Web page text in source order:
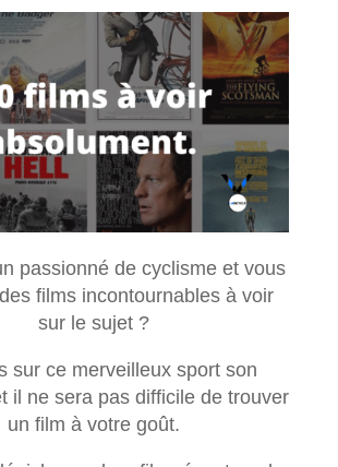
passionné de cyclisme et vous
films incontournables à voir
sur le sujet ?
sur ce merveilleux sport son
il ne sera pas difficile de trouver
un film à votre goût.